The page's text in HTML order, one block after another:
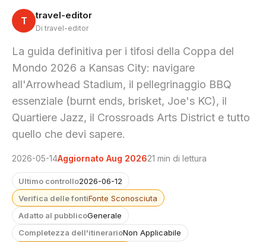
T travel-editor
Di travel-editor
La guida definitiva per i tifosi della Coppa del
Mondo 2026 a Kansas City: navigare
all'Arrowhead Stadium, il pellegrinaggio BBQ
essenziale (burnt ends, brisket, Joe's KC), il
Quartiere Jazz, il Crossroads Arts District e tutto
quello che devi sapere.
2026-05-14Aggiornato Aug 202621 min di lettura
Ultimo controllo2026-06-12
Verifica delle fontiFonte Sconosciuta
Adatto al pubblicoGenerale
Completezza dell'itinerarioNon Applicabile